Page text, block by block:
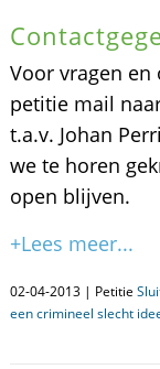
Voor vragen
petitie mail
t.a.v. Johan
we te horen
open blijven.
+Lees meer...
02-04-2013 | Petitie
een crimineel slecht